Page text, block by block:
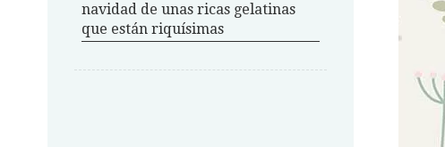
navidad de unas ricas gelatinas
que están riquísimas